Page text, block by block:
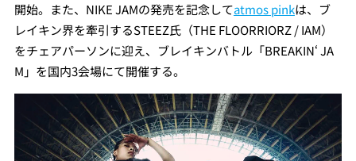
開始。また、NIKE JAMの発売を記念してatmos pinkは、ブ
レイキン界を牽引するSTEEZ氏（THE FLOORRIORZ / IAM）
をチェアパーソンに迎え、ブレイキンバトル「BREAKIN‘ JA
M」を国内3会場にて開催する。